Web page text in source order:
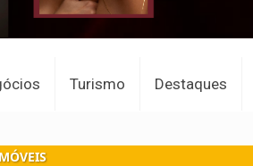
Turismo Destaques